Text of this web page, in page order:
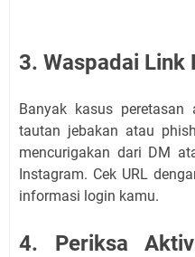
3. Waspadai Link
Banyak kasus
tautan jebakan atau
mencurigakan dari DM
Instagram. Cek URL
informasi login kamu.
4. Periksa